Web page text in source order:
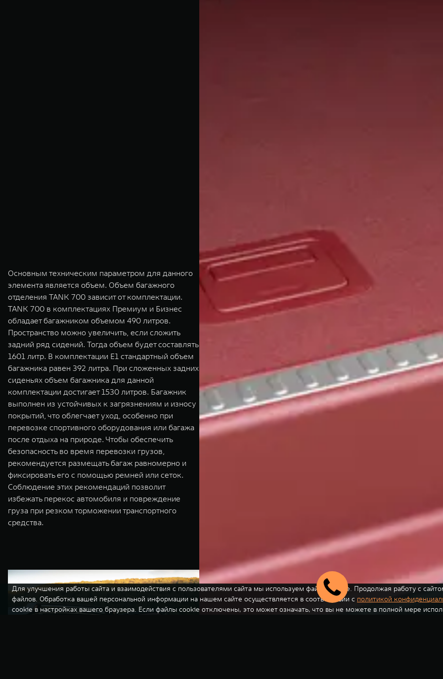
Основным техническим параметром для данного
элемента является объем. Объем багажного
отделения TANK 700 зависит от комплектации.
TANK 700 в комплектациях Премиум и Бизнес
обладает багажником объемом 490 литров.
Пространство можно увеличить, если сложить
задний ряд сидений. Тогда объем будет составлять
1601 литр. В комплектации Е1 стандартный объем
багажника равен 392 литра. При сложенных задних
сиденьях объем багажника для данной
комплектации достигает 1530 литров. Багажник
выполнен из устойчивых к загрязнениям и износу
покрытий, что облегчает уход, особенно при
перевозке спортивного оборудования или багажа
после отдыха на природе. Чтобы обеспечить
безопасность во время перевозки грузов,
рекомендуется размещать багаж равномерно и
фиксировать его с помощью ремней или сеток.
Соблюдение этих рекомендаций позволит
избежать перекос автомобиля и повреждение
груза при резком торможении транспортного
средства.
Для улучшения работы сайта и взаимодействия с пользователями сайта мы используем файлы cookie. Продолжая работу с
файлов. Обработка вашей персональной информации на нашем сайте осуществляется в соответствии с политикой
cookie в настройках вашего браузера. Если файлы cookie отключены, это может означать, что вы не можете в полной мере